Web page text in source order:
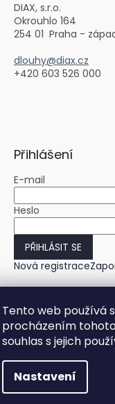
Tento web používá
procházením
souhlas s jejich
Nastavení
DIAX, s.r.o.
Okrouhlo 164
254 01 Praha -
dlouhy@diax.cz
+420 603 526 000
Přihlášení
E-mail
Heslo
PŘIHLÁSIT SE
Nová registrace
. Všechna práva